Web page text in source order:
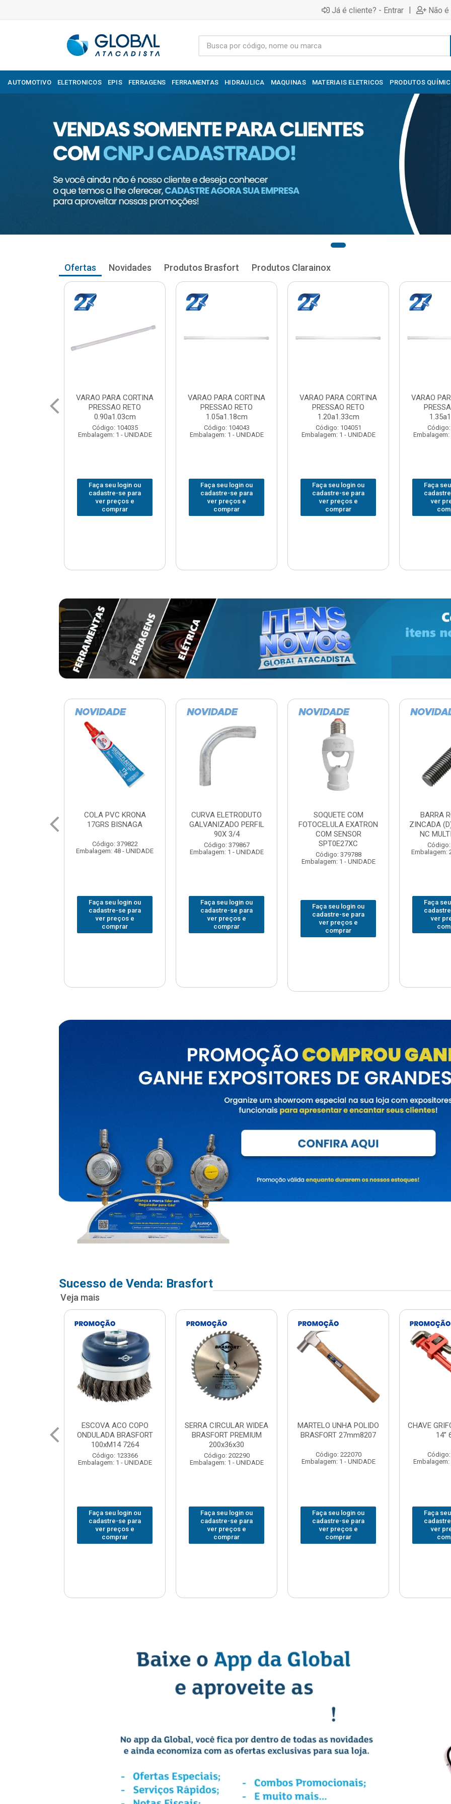
Já é cliente? - Entrar | Não
AUTOMOTIVO ELETRONICOS EPIS FERRAGENS FERRAMENTAS HIDRAULICA MAQUINAS MATERIAIS ELETRICOS PRODUTOS
Ofertas Novidades Produtos Brasfort Produtos Clarainox
VARAO PARA CORTINA
PRESSAO RETO
1.05a1.18cm
Código: 104043
Embalagem: 1 - UNIDADE
Faça seu login ou
cadastre-se para
ver preços e
comprar
VARAO PARA CORTINA
PRESSAO RETO
1.20a1.33cm
Código: 104051
Embalagem: 1 - UNIDADE
Faça seu login ou
cadastre-se para
ver preços e
comprar
VARAO PARA CORTINA
PRESSAO RETO
1.35a1.48cm
Código: 104060
Embalagem: 1 - UNIDADE
Faça seu login ou
cadastre-se para
ver preços e
comprar
VARAO
Embalagem:
Faça
ver
CURVA ELETRODUTO
GALVANIZADO PERFIL
Código: 379867
Embalagem: 1 - UNIDADE
Faça seu login ou
cadastre-se para
ver preços e
comprar
SOQUETE COM
FOTOCELULA EXATRON
COM SENSOR
SPT0E27XC
Código: 379788
Faça seu login ou
cadastre-se para
ver preços e
comprar
BARRA ROSCADA
ZINCADA (D) 5/16”X1MT
NC MULTIBARRAS
Código: 379806
Embalagem: 20 - UNIDADE
Faça seu login ou
cadastre-se para
ver preços e
comprar
JOMARCA
Embalagem:
Faça
ver
Sucesso de Venda: Brasfort
Veja mais
SERRA CIRCULAR WIDEA
BRASFORT PREMIUM
200x36x30
Código: 202290
Embalagem: 1 - UNIDADE
Faça seu login ou
cadastre-se para
ver preços e
comprar
MARTELO UNHA POLIDO
BRASFORT 27mm8207
Código: 222070
Embalagem: 1 - UNIDADE
Faça seu login ou
cadastre-se para
ver preços e
comprar
CHAVE GRIFO BRASFORT
14” 6012
Código: 231967
Embalagem: 1 - UNIDADE
Faça seu login ou
cadastre-se para
ver preços e
comprar
Embalagem:
Faça
ver